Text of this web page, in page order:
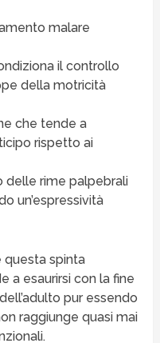
malare
il controllo
della motricità
che tende a
rispetto ai
delle rime palpebrali
un’espressività
questa spinta
a esaurirsi con la fine
pur essendo
raggiunge quasi mai